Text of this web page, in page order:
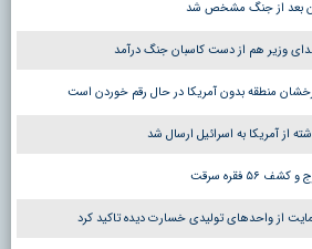
بعد از جنگ مشخص شد
وزیر هم از دست کاسبان جنگ درآمد
درخشان منطقه بدون آمریکا در حال رقم خوردن است
فقره سرقت
از واحدهای تولیدی خسارت دیده تاکید کرد